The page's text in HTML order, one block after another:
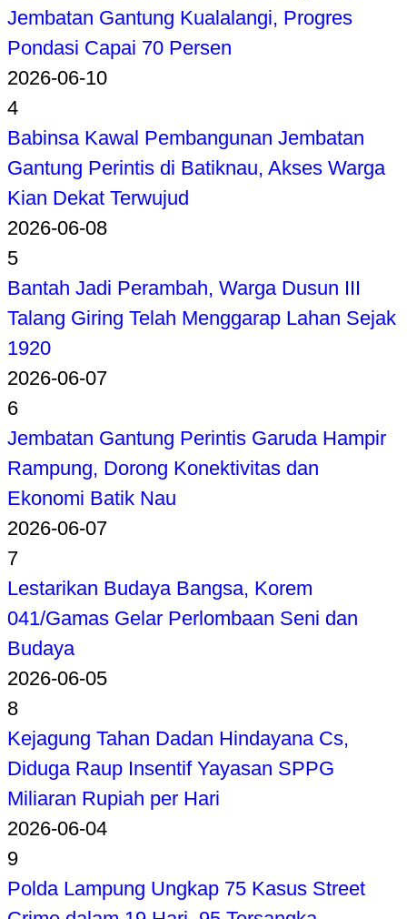
Jembatan Gantung Kualalangi, Progres
Pondasi Capai 70 Persen
2026-06-10
4
Babinsa Kawal Pembangunan Jembatan
Gantung Perintis di Batiknau, Akses Warga
Kian Dekat Terwujud
2026-06-08
5
Bantah Jadi Perambah, Warga Dusun III
Talang Giring Telah Menggarap Lahan Sejak
1920
2026-06-07
6
Jembatan Gantung Perintis Garuda Hampir
Rampung, Dorong Konektivitas dan
Ekonomi Batik Nau
2026-06-07
7
Lestarikan Budaya Bangsa, Korem
041/Gamas Gelar Perlombaan Seni dan
Budaya
2026-06-05
8
Kejagung Tahan Dadan Hindayana Cs,
Diduga Raup Insentif Yayasan SPPG
Miliaran Rupiah per Hari
2026-06-04
9
Polda Lampung Ungkap 75 Kasus Street